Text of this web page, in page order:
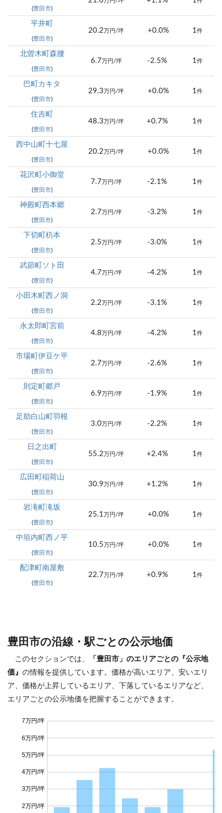
(豊田市)
平井町
(豊田市)
20.2 万円/坪 +0.0% 1件
北曽木町森腰
(豊田市)
6.7 万円/坪 -2.5% 1件
巴町カキタ
(豊田市)
29.3 万円/坪 +0.0% 1件
住吉町
(豊田市)
48.3 万円/坪 +0.7% 1件
西中山町十七屋
(豊田市)
20.2 万円/坪 +0.0% 1件
花沢町小御堂
(豊田市)
7.7 万円/坪 -2.1% 1件
神殿町西本郷
(豊田市)
2.7 万円/坪 -3.2% 1件
下切町杤本
(豊田市)
2.5 万円/坪 -3.0% 1件
武節町ソト田
(豊田市)
4.7 万円/坪 -4.2% 1件
小田木町西ノ洞
(豊田市)
2.2 万円/坪 -3.1% 1件
永太郎町宮前
(豊田市)
4.8 万円/坪 -4.2% 1件
市場町伊豆ケ平
(豊田市)
2.7 万円/坪 -2.6% 1件
則定町郷戸
(豊田市)
6.9 万円/坪 -1.9% 1件
足助白山町羽根
(豊田市)
3.0万円/坪 -2.2% 1件
日之出町
(豊田市)
55.2 万円/坪 +2.4% 1件
広田町稲荷山
(豊田市)
30.9 万円/坪 +1.2% 1件
岩滝町滝坂
(豊田市)
25.1 万円/坪 +0.0% 1件
中垣内町西ノ平
(豊田市)
10.5 万円/坪 +0.0% 1件
配津町南屋敷
(豊田市)
22.7 万円/坪 +0.9% 1件
豊田市の沿線・駅ごとの公示地価
このセクションでは、
「豊田市」のエリアごとの『公示地
価』 の情報を提供しています。価格が高いエリア、安いエリ
ア、価格が上昇しているエリア、下落しているエリアなど、
エリアごとの公示地価を把握することができます。
2万円/坪
3万円/坪
4万円/坪
5万円/坪
6万円/坪
7万円/坪